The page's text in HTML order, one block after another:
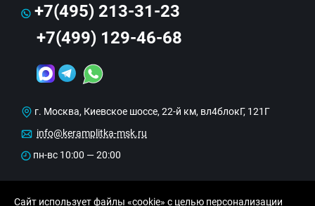
+7(495) 213-31-23
+7(499) 129-46-68
г. Москва, Киевское шоссе, 22-й км, вл4блокГ, 121Г
info@keramplitka-msk.ru
пн-вс 10:00 — 20:00
Сайт использует файлы «cookie» с целью персонализации